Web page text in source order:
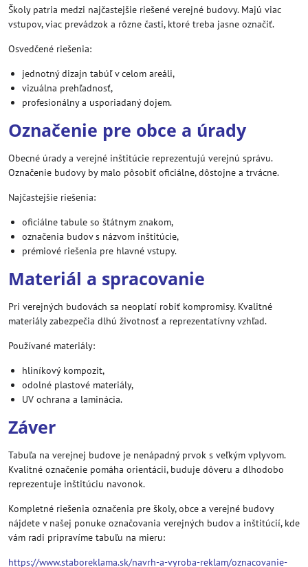
Školy patria medzi najčastejšie riešené verejné budovy. Majú viac
vstupov, viac prevádzok a rôzne časti, ktoré treba jasne označiť.
Osvedčené riešenia:
jednotný dizajn tabúľ v celom areáli,
vizuálna prehľadnosť,
profesionálny a usporiadaný dojem.
Označenie pre obce a úrady
Obecné úrady a verejné inštitúcie reprezentujú verejnú správu.
Označenie budovy by malo pôsobiť oficiálne, dôstojne a trvácne.
Najčastejšie riešenia:
oficiálne tabule so štátnym znakom,
označenia budov s názvom inštitúcie,
prémiové riešenia pre hlavné vstupy.
Materiál a spracovanie
Pri verejných budovách sa neoplatí robiť kompromisy. Kvalitné
materiály zabezpečia dlhú životnosť a reprezentatívny vzhľad.
Používané materiály:
hliníkový kompozit,
odolné plastové materiály,
UV ochrana a laminácia.
Záver
Tabuľa na verejnej budove je nenápadný prvok s veľkým vplyvom.
Kvalitné označenie pomáha orientácii, buduje dôveru a dlhodobo
reprezentuje inštitúciu navonok.
Kompletné riešenia označenia pre školy, obce a verejné budovy
nájdete v našej ponuke označovania verejných budov a inštitúcií, kde
vám radi pripravíme tabuľu na mieru:
https://www.staboreklama.sk/navrh-a-vyroba-reklam/oznacovanie-